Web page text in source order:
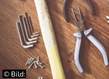
© Bild: